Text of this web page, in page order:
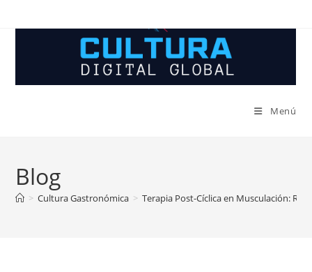
Menú
Blog
> Cultura Gastronómica > Terapia Post-Cíclica en Musculación: